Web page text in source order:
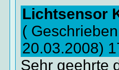
Lichtsensor
(
20.03.2008)
Sehr geehrte